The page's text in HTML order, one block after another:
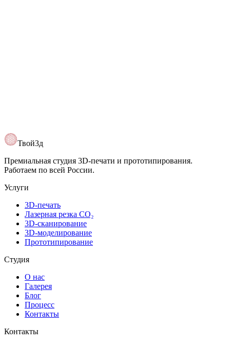
Твой3д
Премиальная студия 3D-печати и прототипирования.
Работаем по всей России.
Услуги
3D-печать
Лазерная резка CO₂
3D-сканирование
3D-моделирование
Прототипирование
Студия
О нас
Галерея
Блог
Процесс
Контакты
Контакты